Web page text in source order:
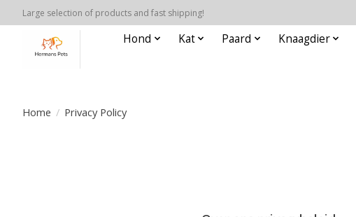
Large selection of products and fast shipping!
Hond Kat Paard Knaagdier
Home / Privacy Policy